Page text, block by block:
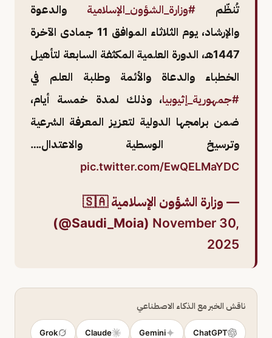
تُنظّم #وزارة_الشؤون_الإسلامية والدعوة
والإرشاد، يوم الثلاثاء الموافق 11 جمادى الآخرة
1447هـ، الدورة العلمية المكثفة السابعة لتأهيل
الخطباء والدعاة والأئمة وطلبة العلم في
#جمهورية_إثيوبيا، وذلك لمدة خمسة أيام،
ضمن برامجها الدولية لتعزيز المعرفة الشرعية
وترسيخ الوسطية والاعتدال.…
pic.twitter.com/EwQELMaYDC
— وزارة الشؤون الإسلامية 🇸🇦
(@Saudi_Moia) November 30,
2025
ناقش الخبر مع الذكاء الاصطناعي
ChatGPT
Gemini
Claude
Grok